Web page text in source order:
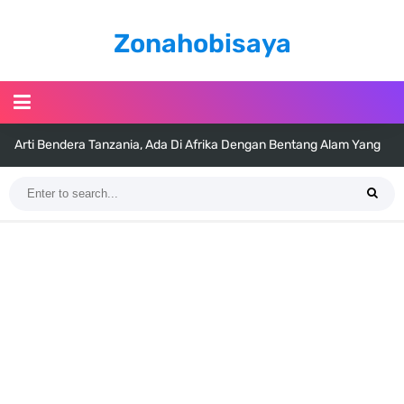
Zonahobisaya
Arti Bendera Tanzania, Ada Di Afrika Dengan Bentang Alam Yang